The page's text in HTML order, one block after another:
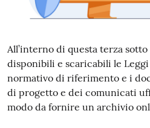
All’interno di questa terza
disponibili e scaricabili le
normativo di riferimento e i
di progetto e dei comunicati
modo da fornire un archivio